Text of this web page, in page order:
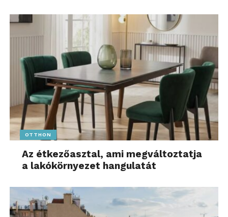
OTTHON
Az étkezőasztal, ami megváltoztatja
a lakókörnyezet hangulatát